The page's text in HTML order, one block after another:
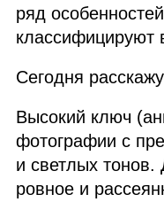
ряд
классифицируют
Сегодня
Высокий ключ
фотографии с
и светлых
ровное и